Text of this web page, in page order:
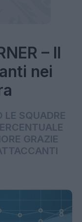
– Il
nei
SQUADRE
GRAZIE